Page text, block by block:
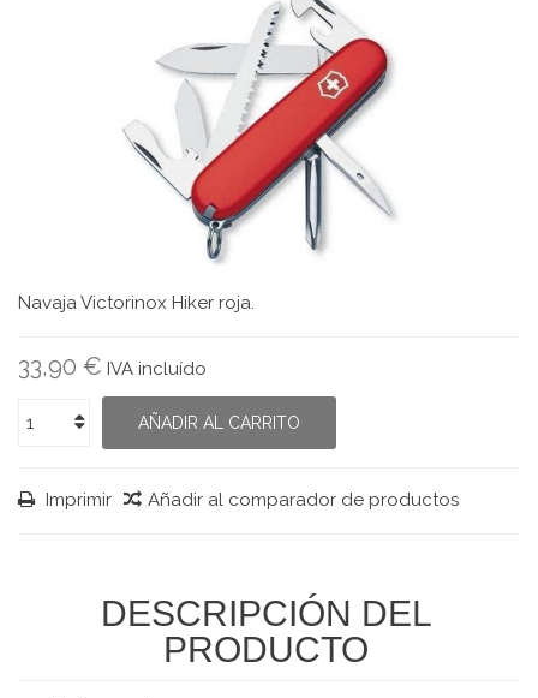
Navaja Victorinox Hiker roja.
33,90 € IVA incluído
AÑADIR AL CARRITO
Imprimir Añadir al comparador de productos
DESCRIPCIÓN DEL
PRODUCTO